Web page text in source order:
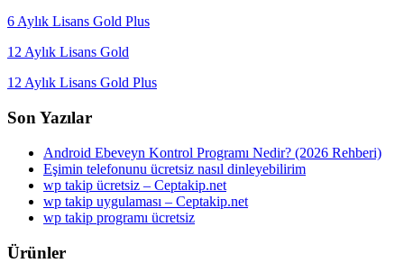
6 Aylık Lisans Gold Plus
12 Aylık Lisans Gold
12 Aylık Lisans Gold Plus
Son Yazılar
Android Ebeveyn Kontrol Programı Nedir? (2026 Rehberi)
Eşimin telefonunu ücretsiz nasıl dinleyebilirim
wp takip ücretsiz – Ceptakip.net
wp takip uygulaması – Ceptakip.net
wp takip programı ücretsiz
Ürünler